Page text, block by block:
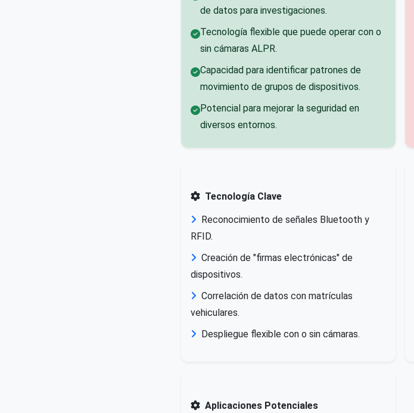
de datos para investigaciones.
Tecnología flexible que puede operar con o
sin cámaras ALPR.
Capacidad para identificar patrones de
movimiento de grupos de dispositivos.
Potencial para mejorar la seguridad en
diversos entornos.
Tecnología Clave
Reconocimiento de señales Bluetooth y
RFID.
Creación de "firmas electrónicas" de
dispositivos.
Correlación de datos con matrículas
vehiculares.
Despliegue flexible con o sin cámaras.
Aplicaciones Potenciales